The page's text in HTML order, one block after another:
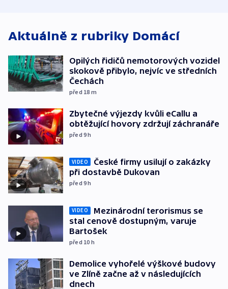
Aktuálně z rubriky Domácí
Opilých řidičů nemotorových vozidel
skokově přibylo, nejvíc ve středních
Čechách
před 18 m
Zbytečné výjezdy kvůli eCallu a
obtěžující hovory zdržují záchranáře
před 9h
VIDEO
České firmy usilují o zakázky
při dostavbě Dukovan
před 9h
VIDEO
Mezinárodní terorismus se
stal cenově dostupným, varuje
Bartošek
před 10 h
Demolice vyhořelé výškové budovy
ve Zlíně začne až v následujících
dnech